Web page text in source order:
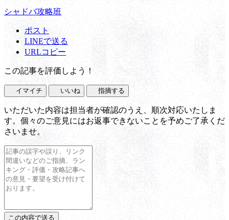
シャドバ攻略班
ポスト
LINEで送る
URLコピー
この記事を評価しよう！
イマイチ いいね 指摘する
いただいた内容は担当者が確認のうえ、順次対応いたしま
す。個々のご意見にはお返事できないことを予めご了承くだ
さいませ。